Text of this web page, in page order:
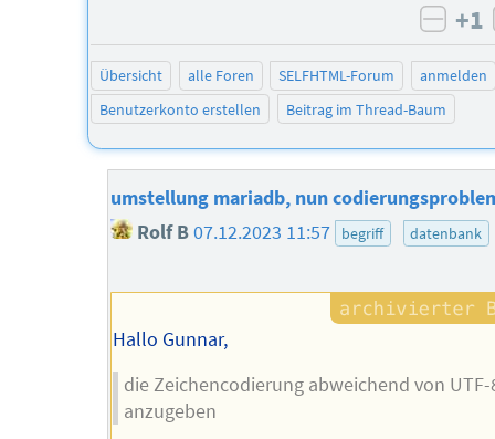
+1
Übersicht alle Foren SELFHTML-Forum
anmelden
Benutzerkonto erstellen
Beitrag im Thread-Baum
umstellung mariadb, nun
Rolf B 07.12.2023 11:57 begriff datenbank
Hallo Gunnar,
die Zeichencodierung abweichend von UTF-
anzugeben